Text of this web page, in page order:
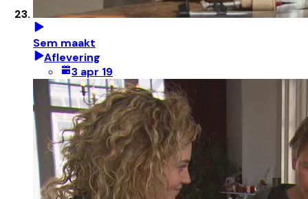
Sem maakt
Aflevering
3 apr 19